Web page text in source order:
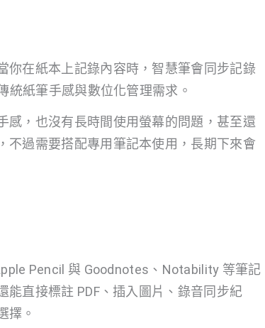
你在紙本上記錄內容時，智慧筆會同步記錄
統紙筆手感與數位化管理需求。
感，也沒有長時間使用螢幕的問題，甚至還
不過需要搭配專用筆記本使用，長期下來會
Pencil 與 Goodnotes、Notability 等筆記
直接標註 PDF、插入圖片、錄音同步紀
擇。